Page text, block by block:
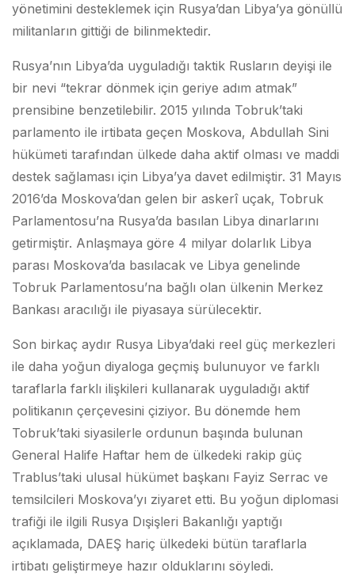
yönetimini desteklemek için Rusya’dan Libya’ya gönüllü
militanların gittiği de bilinmektedir.
Rusya’nın Libya’da uyguladığı taktik Rusların deyişi ile
bir nevi “tekrar dönmek için geriye adım atmak”
prensibine benzetilebilir. 2015 yılında Tobruk’taki
parlamento ile irtibata geçen Moskova, Abdullah Sini
hükümeti tarafından ülkede daha aktif olması ve maddi
destek sağlaması için Libya’ya davet edilmiştir. 31 Mayıs
2016’da Moskova’dan gelen bir askerî uçak, Tobruk
Parlamentosu’na Rusya’da basılan Libya dinarlarını
getirmiştir. Anlaşmaya göre 4 milyar dolarlık Libya
parası Moskova’da basılacak ve Libya genelinde
Tobruk Parlamentosu’na bağlı olan ülkenin Merkez
Bankası aracılığı ile piyasaya sürülecektir.
Son birkaç aydır Rusya Libya’daki reel güç merkezleri
ile daha yoğun diyaloga geçmiş bulunuyor ve farklı
taraflarla farklı ilişkileri kullanarak uyguladığı aktif
politikanın çerçevesini çiziyor. Bu dönemde hem
Tobruk’taki siyasilerle ordunun başında bulunan
General Halife Haftar hem de ülkedeki rakip güç
Trablus’taki ulusal hükümet başkanı Fayiz Serrac ve
temsilcileri Moskova’yı ziyaret etti. Bu yoğun diplomasi
trafiği ile ilgili Rusya Dışişleri Bakanlığı yaptığı
açıklamada, DAEŞ hariç ülkedeki bütün taraflarla
irtibatı geliştirmeye hazır olduklarını söyledi.